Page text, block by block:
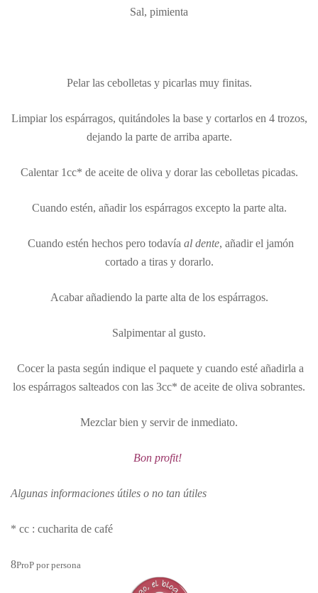
Sal, pimienta
Pelar las cebolletas y picarlas muy finitas.
Limpiar los espárragos, quitándoles la base y cortarlos en 4 trozos,
dejando la parte de arriba aparte.
Calentar 1cc* de aceite de oliva y dorar las cebolletas picadas.
Cuando estén, añadir los espárragos excepto la parte alta.
Cuando estén hechos pero todavía al dente, añadir el jamón
cortado a tiras y dorarlo.
Acabar añadiendo la parte alta de los espárragos.
Salpimentar al gusto.
Cocer la pasta según indique el paquete y cuando esté añadirla a
los espárragos salteados con las 3cc* de aceite de oliva sobrantes.
Mezclar bien y servir de inmediato.
Bon profit!
Algunas informaciones útiles o no tan útiles
* cc : cucharita de café
8ProP por persona